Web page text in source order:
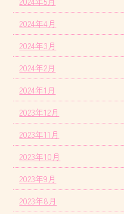
2024年4月
2024年3月
2024年2月
2024年1月
2023年12月
2023年11月
2023年10月
2023年9月
2023年8月